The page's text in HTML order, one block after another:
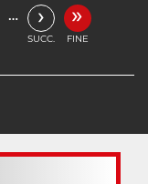
… ›
SUCC.
»
FINE